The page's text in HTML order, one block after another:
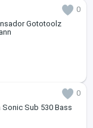
0
Gototoolz
0
Sub 530 Bass